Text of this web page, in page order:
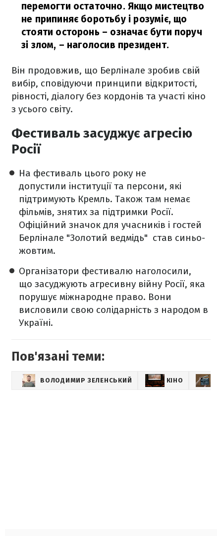
перемогти остаточно. Якщо мистецтво
не припиняє боротьбу і розуміє, що
стояти осторонь – означає бути поруч
зі злом, – наголосив президент.
Він продовжив, що Берлінале зробив свій
вибір, сповідуючи принципи відкритості,
рівності, діалогу без кордонів та участі кіно
з усього світу.
Фестиваль засуджує агресію
Росії
На фестиваль цього року не
допустили інституції та персони, які
підтримують Кремль. Також там немає
фільмів, знятих за підтримки Росії.
Офіційний значок для учасників і гостей
Берлінале "Золотий ведмідь" став синьо-
жовтим.
Організатори фестивалю наголосили,
що засуджують агресивну війну Росії, яка
порушує міжнародне право. Вони
висловили свою солідарність з народом в
Україні.
Пов'язані теми:
ВОЛОДИМИР ЗЕЛЕНСЬКИЙ КІНО